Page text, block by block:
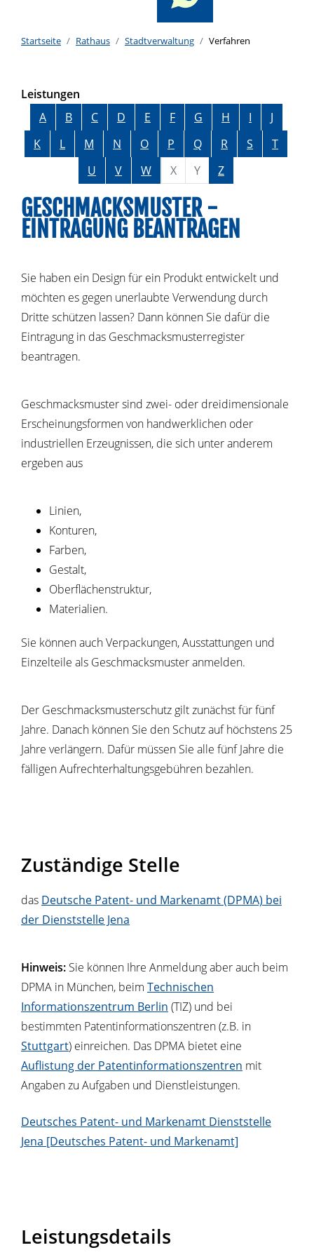
Startseite Rathaus Stadtverwaltung Verfahren
Leistungen
Alphabetisches Register überspringen
A B C D E F G H I
J
K
L M N O P Q R S
T
U
V W X Y Z
GESCHMACKSMUSTER -
EINTRAGUNG BEANTRAGEN
Sie haben ein Design für ein Produkt entwickelt und
möchten es gegen unerlaubte Verwendung durch
Dritte schützen lassen? Dann können Sie dafür die
Eintragung in das Geschmacksmusterregister
beantragen.
Geschmacksmuster sind zwei- oder dreidimensionale
Erscheinungsformen von handwerklichen oder
industriellen Erzeugnissen, die sich unter anderem
ergeben aus
Linien,
Konturen,
Farben,
Gestalt,
Oberflächenstruktur,
Materialien.
Sie können auch Verpackungen, Ausstattungen und
Einzelteile als Geschmacksmuster anmelden.
Der Geschmacksmusterschutz gilt zunächst für fünf
Jahre. Danach können Sie den Schutz auf höchstens 25
Jahre verlängern. Dafür müssen Sie alle fünf Jahre die
fälligen Aufrechterhaltungsgebühren bezahlen.
Zuständige Stelle
das Deutsche Patent- und Markenamt (DPMA) bei
der Dienststelle Jena
Hinweis: Sie können Ihre Anmeldung aber auch beim
DPMA in München, beim Technischen
Informationszentrum Berlin (TIZ) und bei
bestimmten Patentinformationszentren (z.B. in
Stuttgart) einreichen. Das DPMA bietet eine
Auflistung der Patentinformationszentren mit
Angaben zu Aufgaben und Dienstleistungen.
Deutsches Patent- und Markenamt Dienststelle
Jena [Deutsches Patent- und Markenamt]
Leistungsdetails